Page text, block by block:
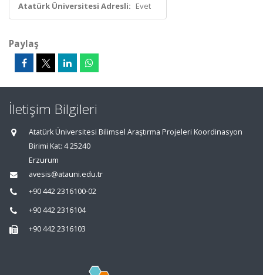
Atatürk Üniversitesi Adresli: Evet
Paylaş
İletişim Bilgileri
Atatürk Üniversitesi Bilimsel Araştırma Projeleri Koordinasyon
Birimi Kat: 4 25240
Erzurum
avesis@atauni.edu.tr
+90 442 2316100-02
+90 442 2316104
+90 442 2316103